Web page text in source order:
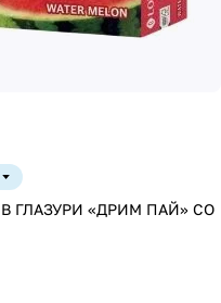
ГЛАЗУРИ «ДРИМ ПАЙ» СО